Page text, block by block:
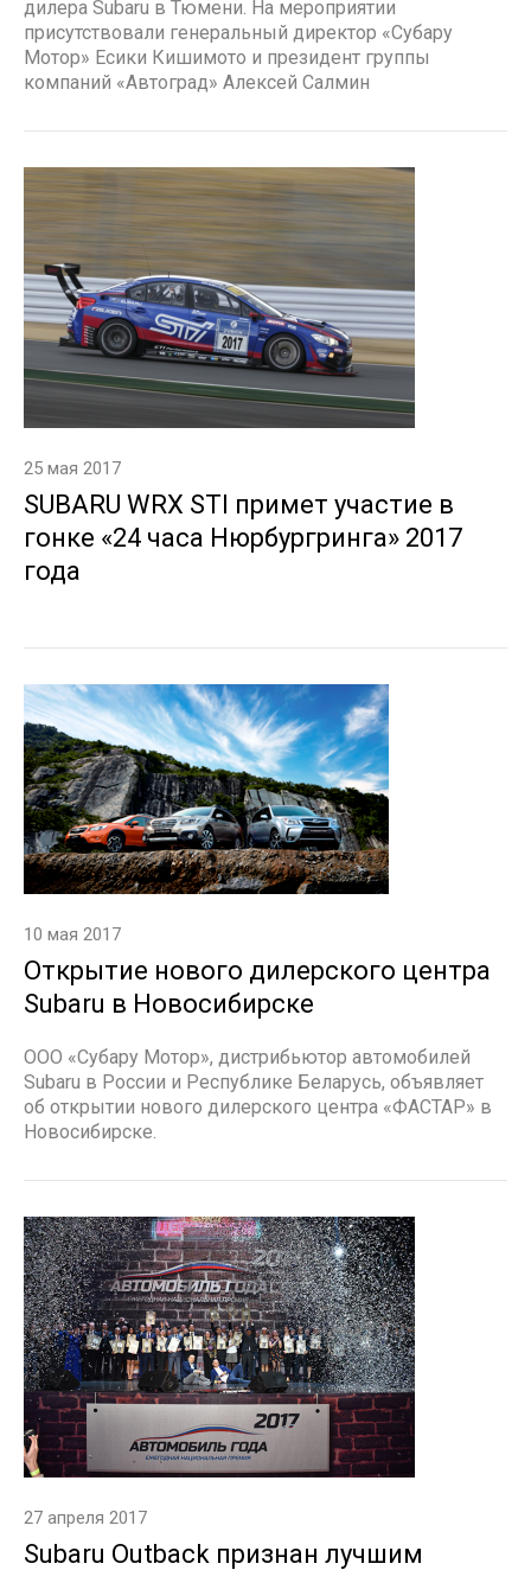
дилера Subaru в Тюмени. На мероприятии
присутствовали генеральный директор «Субару
Мотор» Есики Кишимото и президент группы
компаний «Автоград» Алексей Салмин
25 мая 2017
SUBARU WRX STI примет участие в
гонке «24 часа Нюрбургринга» 2017
года
10 мая 2017
Открытие нового дилерского центра
Subaru в Новосибирске
ООО «Субару Мотор», дистрибьютор автомобилей
Subaru в России и Республике Беларусь, объявляет
об открытии нового дилерского центра «ФАСТАР» в
Новосибирске.
27 апреля 2017
Subaru Outback признан лучшим